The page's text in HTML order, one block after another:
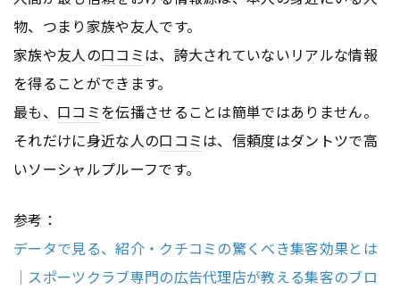
物、つまり家族や友人です。
家族や友人の口コミは、誇大されていないリアルな情報
を得ることができます。
最も、 口コミを伝播させることは簡単ではありません。
それだけに身近な人の口コミは、信頼度はダントツで高
いソーシャルプルーフです。
参考：
データで見る、紹介・クチコミの驚くべき集客効果とは
｜スポーツクラブ専門の広告代理店が教える集客のブロ